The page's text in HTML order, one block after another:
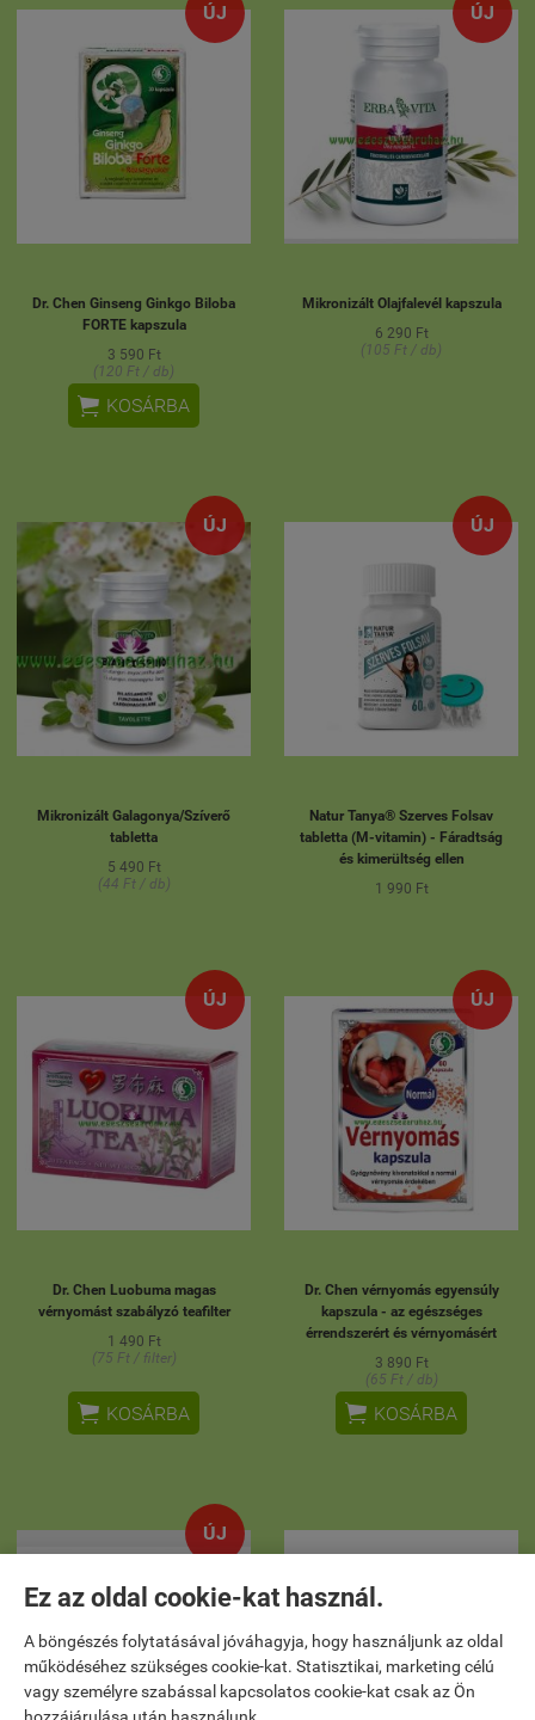
Ez az oldal cookie-kat használ.
A böngészés folytatásával jóváhagyja, hogy használjunk az oldal
működéséhez szükséges cookie-kat. Statisztikai, marketing célú
vagy személyre szabással kapcsolatos cookie-kat csak az Ön
hozzájárulása után használunk.
ÚJ
Dr. Chen Ginseng Ginkgo Biloba
FORTE kapszula
3 590 Ft
(120 Ft / db)
 KOSÁRBA
ÚJ
Mikronizált Olajfalevél kapszula
6 290 Ft
(105 Ft / db)
ÚJ
Mikronizált Galagonya/Szíverő
tabletta
5 490 Ft
(44 Ft / db)
ÚJ
Natur Tanya® Szerves Folsav
tabletta (M-vitamin) - Fáradtság
és kimerültség ellen
1 990 Ft
ÚJ
Dr. Chen Luobuma magas
vérnyomást szabályzó teafilter
1 490 Ft
(75 Ft / filter)
 KOSÁRBA
ÚJ
Dr. Chen vérnyomás egyensúly
kapszula - az egészséges
érrendszerért és vérnyomásért
3 890 Ft
(65 Ft / db)
 KOSÁRBA
ÚJ